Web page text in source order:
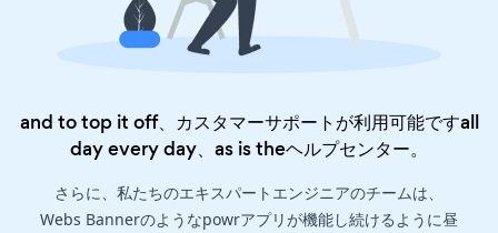
and to top it off、カスタマーサポートが利用可能ですall
day every day、as is theヘルプセンター。
さらに、私たちのエキスパートエンジニアのチームは、
Webs Bannerのようなpowrアプリが機能し続けるように昼